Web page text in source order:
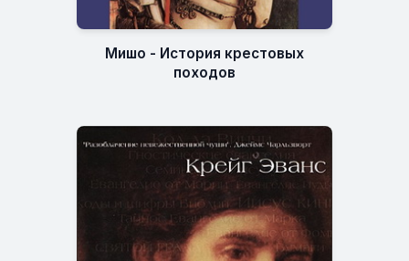
Мишо - История крестовых
походов